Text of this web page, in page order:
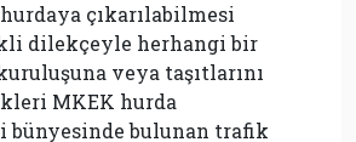
hurdaya çıkarılabilmesi
dilekçeyle herhangi bir
veya taşıtlarını
MKEK hurda
bünyesinde bulunan trafik